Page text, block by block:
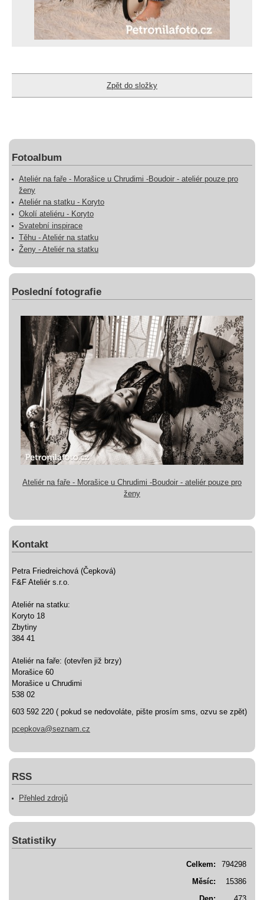
Zpět do složky
Fotoalbum
Ateliér na faře - Morašice u Chrudimi -Boudoir - ateliér pouze pro
ženy
Ateliér na statku - Koryto
Okolí ateliéru - Koryto
Svatební inspirace
Těhu - Ateliér na statku
Ženy - Ateliér na statku
Poslední fotografie
Ateliér na faře - Morašice u Chrudimi -Boudoir - ateliér pouze pro
ženy
Kontakt
Petra Friedreichová (Čepková)
F&F Ateliér s.r.o.
Ateliér na statku:
Koryto 18
Zbytiny
384 41
Ateliér na faře: (otevřen již brzy)
Morašice 60
Morašice u Chrudimi
538 02
603 592 220 ( pokud se nedovoláte, pište prosím sms, ozvu se zpět)
pcepkova@seznam.cz
RSS
Přehled zdrojů
Statistiky
Celkem:
794298
Měsíc:
15386